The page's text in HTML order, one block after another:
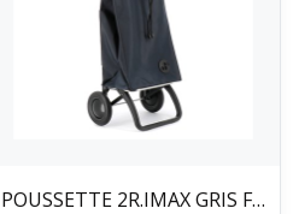
POUSSETTE 2R.IMAX GRIS FONCE